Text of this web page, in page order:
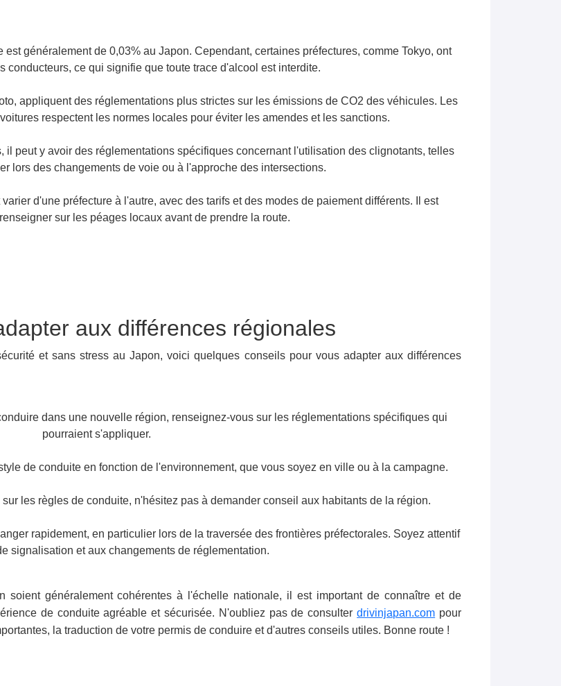
généralement de 0,03% au Japon. Cependant, certaines préfectures, comme Tokyo, ont
conducteurs, ce qui signifie que toute trace d'alcool est interdite.
appliquent des réglementations plus strictes sur les émissions de CO2 des véhicules. Les
respectent les normes locales pour éviter les amendes et les sanctions.
peut y avoir des réglementations spécifiques concernant l'utilisation des clignotants, telles
lors des changements de voie ou à l'approche des intersections.
d'une préfecture à l'autre, avec des tarifs et des modes de paiement différents. Il est
sur les péages locaux avant de prendre la route.
aux différences régionales
et sans stress au Japon, voici quelques conseils pour vous adapter aux différences
dans une nouvelle région, renseignez-vous sur les réglementations spécifiques qui
pourraient s'appliquer.
de conduite en fonction de l'environnement, que vous soyez en ville ou à la campagne.
les règles de conduite, n'hésitez pas à demander conseil aux habitants de la région.
rapidement, en particulier lors de la traversée des frontières préfectorales. Soyez attentif
signalisation et aux changements de réglementation.
généralement cohérentes à l'échelle nationale, il est important de connaître et de
de conduite agréable et sécurisée. N'oubliez pas de consulterdrivinjapan.com pour
la traduction de votre permis de conduire et d'autres conseils utiles. Bonne route !